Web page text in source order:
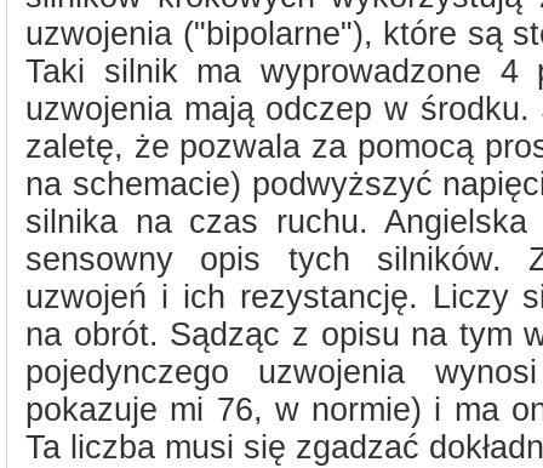
uzwojenia ("bipolarne"), które są
Taki silnik ma wyprowadzone 4
uzwojenia mają odczep w
zaletę, że pozwala za pomocą
na schemacie) podwyższyć
silnika na czas ruchu. Angielska
sensowny opis tych silników.
uzwojeń i ich rezystancję. Liczy
na obrót. Sądząc z opisu na tym
pojedynczego uzwojenia
pokazuje mi 76, w normie) i ma
Ta liczba musi się zgadzać